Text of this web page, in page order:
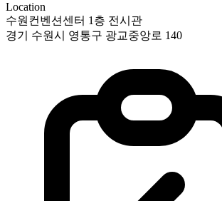
Location
수원컨벤션센터 1층 전시관
경기 수원시 영통구 광교중앙로 140